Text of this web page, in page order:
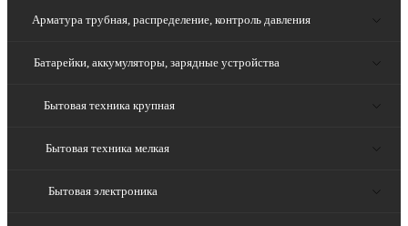
Арматура трубная, распределение, контроль давления
Батарейки, аккумуляторы, зарядные устройства
Бытовая техника крупная
Бытовая техника мелкая
Бытовая электроника